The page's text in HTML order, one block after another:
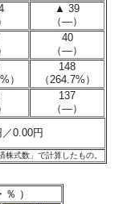
▲ 39
（―）
40
（―）
）
148
（264.7%）
137
（―）
0.00円
株式数」で計算したもの。
％ ）